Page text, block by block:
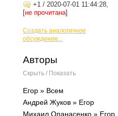
+1 / 2020-07-01 11:44:28,
[не прочитана]
Создать аналогичное
обсуждение...
Авторы
Скрыть / Показать
Егор » Всем
Андрей Жуков » Егор
Михаил Опанасенко » Егор